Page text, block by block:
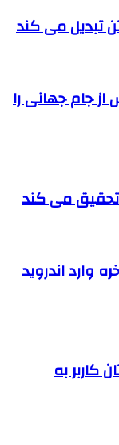
تبدیل می کند
از جام جهانی را
تحقیق می کند
وارد اندروید
کاربر به